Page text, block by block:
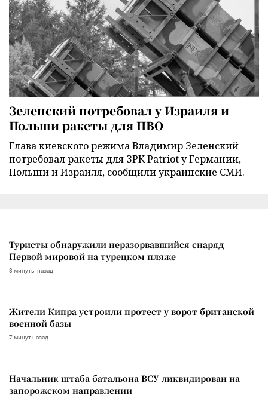
Зеленский потребовал у Израиля и
Польши ракеты для ПВО
Глава киевского режима Владимир Зеленский
потребовал ракеты для ЗРК Patriot у Германии,
Польши и Израиля, сообщили украинские СМИ.
Туристы обнаружили неразорвавшийся снаряд
Первой мировой на турецком пляже
3 минуты назад
Жители Кипра устроили протест у ворот британской
военной базы
7 минут назад
Начальник штаба батальона ВСУ ликвидирован на
запорожском направлении